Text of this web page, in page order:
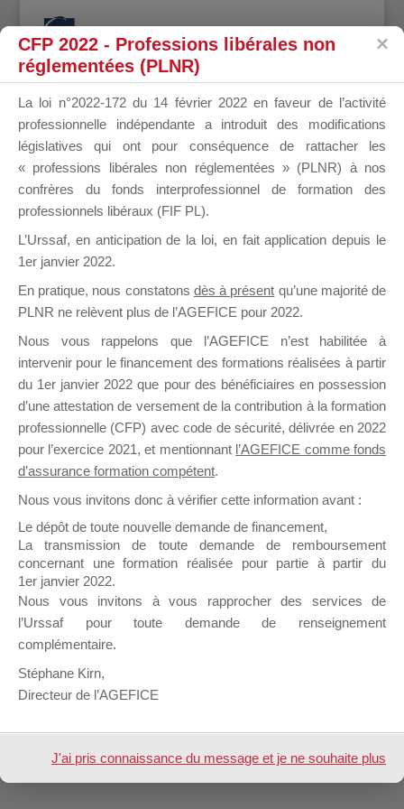
VIALO
VALÉRIE
il y a 6 ans
Profil Groupes 0 Forums
Inscription
Nom &
Prénom
VIALO Valérie
Design de
CFP 2022 - Professions libérales non
réglementées (PLNR)
La loi n°2022-172 du 14 février 2022 en faveur de l’activité
professionnelle indépendante a introduit des modifications
législatives qui ont pour conséquence de rattacher les
« professions libérales non réglementées » (PLNR) à nos
confrères du fonds interprofessionnel de formation des
professionnels libéraux (FIF PL).
L’Urssaf, en anticipation de la loi, en fait application depuis le
1er janvier 2022.
En pratique, nous constatons dès à présent qu’une majorité de
PLNR ne relèvent plus de l’AGEFICE pour 2022.
Nous vous rappelons que l’AGEFICE n’est habilitée à
intervenir pour le financement des formations réalisées à partir
du 1er janvier 2022 que pour des bénéficiaires en possession
d’une attestation de versement de la contribution à la formation
professionnelle (CFP) avec code de sécurité, délivrée en 2022
pour l’exercice 2021, et mentionnant l’AGEFICE comme fonds
d’assurance formation compétent.
Nous vous invitons donc à vérifier cette information avant :
Le dépôt de toute nouvelle demande de financement,
La transmission de toute demande de remboursement
concernant une formation réalisée pour partie à partir du
1er janvier 2022.
Nous vous invitons à vous rapprocher des services de
l’Urssaf pour toute demande de renseignement
complémentaire.
Stéphane Kirn,
Directeur de l’AGEFICE
J'ai pris connaissance du message et je ne souhaite plus